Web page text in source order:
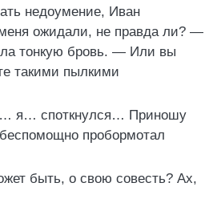
недоумение, Иван
ожидали, не правда ли? —
тонкую бровь. — Или вы
такими пылкими
я… споткнулся… Приношу
пробормотал
быть, о свою совесть? Ах,